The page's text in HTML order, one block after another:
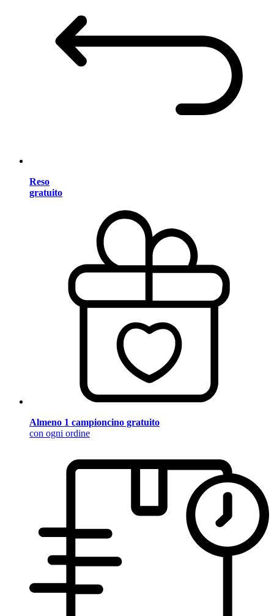
Reso
gratuito
Almeno 1 campioncino gratuito
con ogni ordine